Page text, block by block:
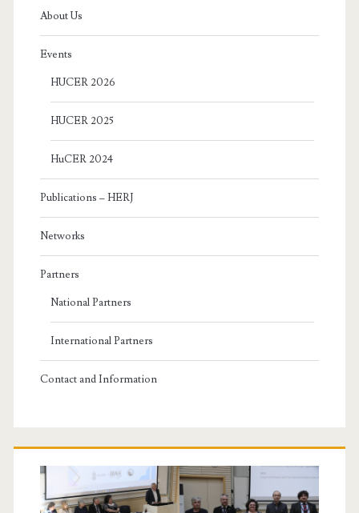
About Us
Events
HUCER 2026
HUCER 2025
HuCER 2024
Publications – HERJ
Networks
Partners
National Partners
International Partners
Contact and Information